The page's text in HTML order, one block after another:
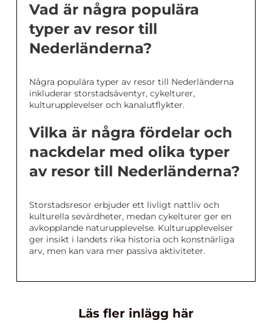
Vad är några populära
typer av resor till
Nederländerna?
Några populära typer av resor till Nederländerna
inkluderar storstadsäventyr, cykelturer,
kulturupplevelser och kanalutflykter.
Vilka är några fördelar och
nackdelar med olika typer
av resor till Nederländerna?
Storstadsresor erbjuder ett livligt nattliv och
kulturella sevärdheter, medan cykelturer ger en
avkopplande naturupplevelse. Kulturupplevelser
ger insikt i landets rika historia och konstnärliga
arv, men kan vara mer passiva aktiviteter.
Läs fler inlägg här